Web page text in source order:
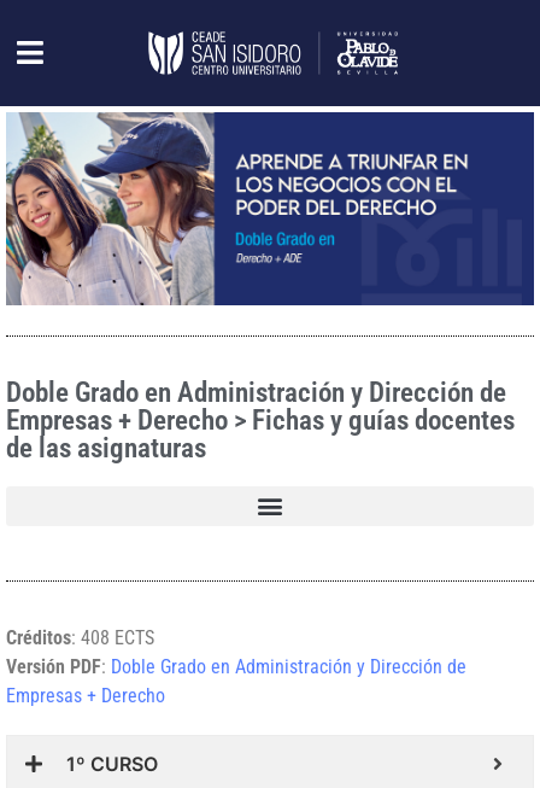
Doble Grado en Administración y Dirección de
Empresas + Derecho > Fichas y guías docentes
de las asignaturas
Créditos: 408 ECTS
Versión PDF: Doble Grado en Administración y Dirección de
Empresas + Derecho
1º CURSO